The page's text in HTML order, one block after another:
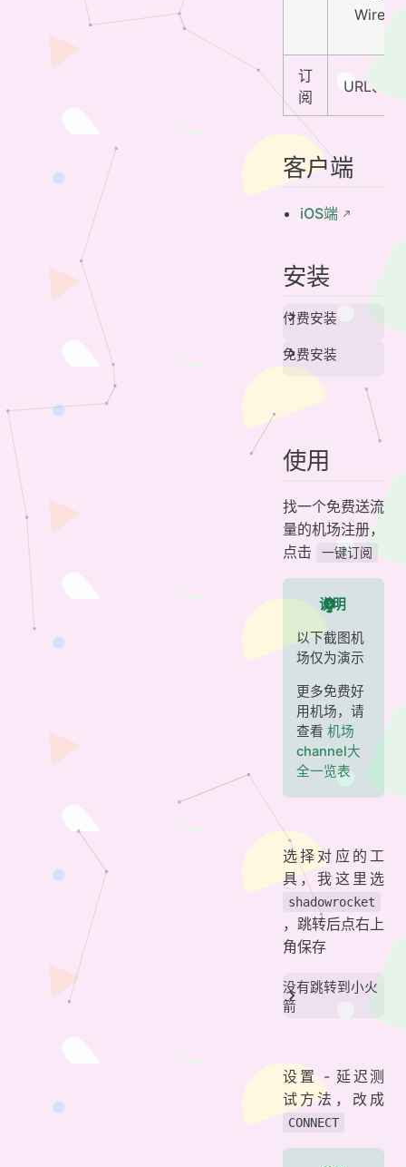
订
阅
URL、
客户端
iOS端
安装
付费安装
免费安装
使用
找一个免费送流
量的机场注册，
点击
一键订阅
说明
以下截图机
场仅为演示
更多免费好
用机场，请
查看 机场
channel大
全一览表
选择对应的工
具，我这里选
shadowrocket
，跳转后点右上
角保存
没有跳转到小火
箭
设置 - 延迟测
试方法，改成
CONNECT